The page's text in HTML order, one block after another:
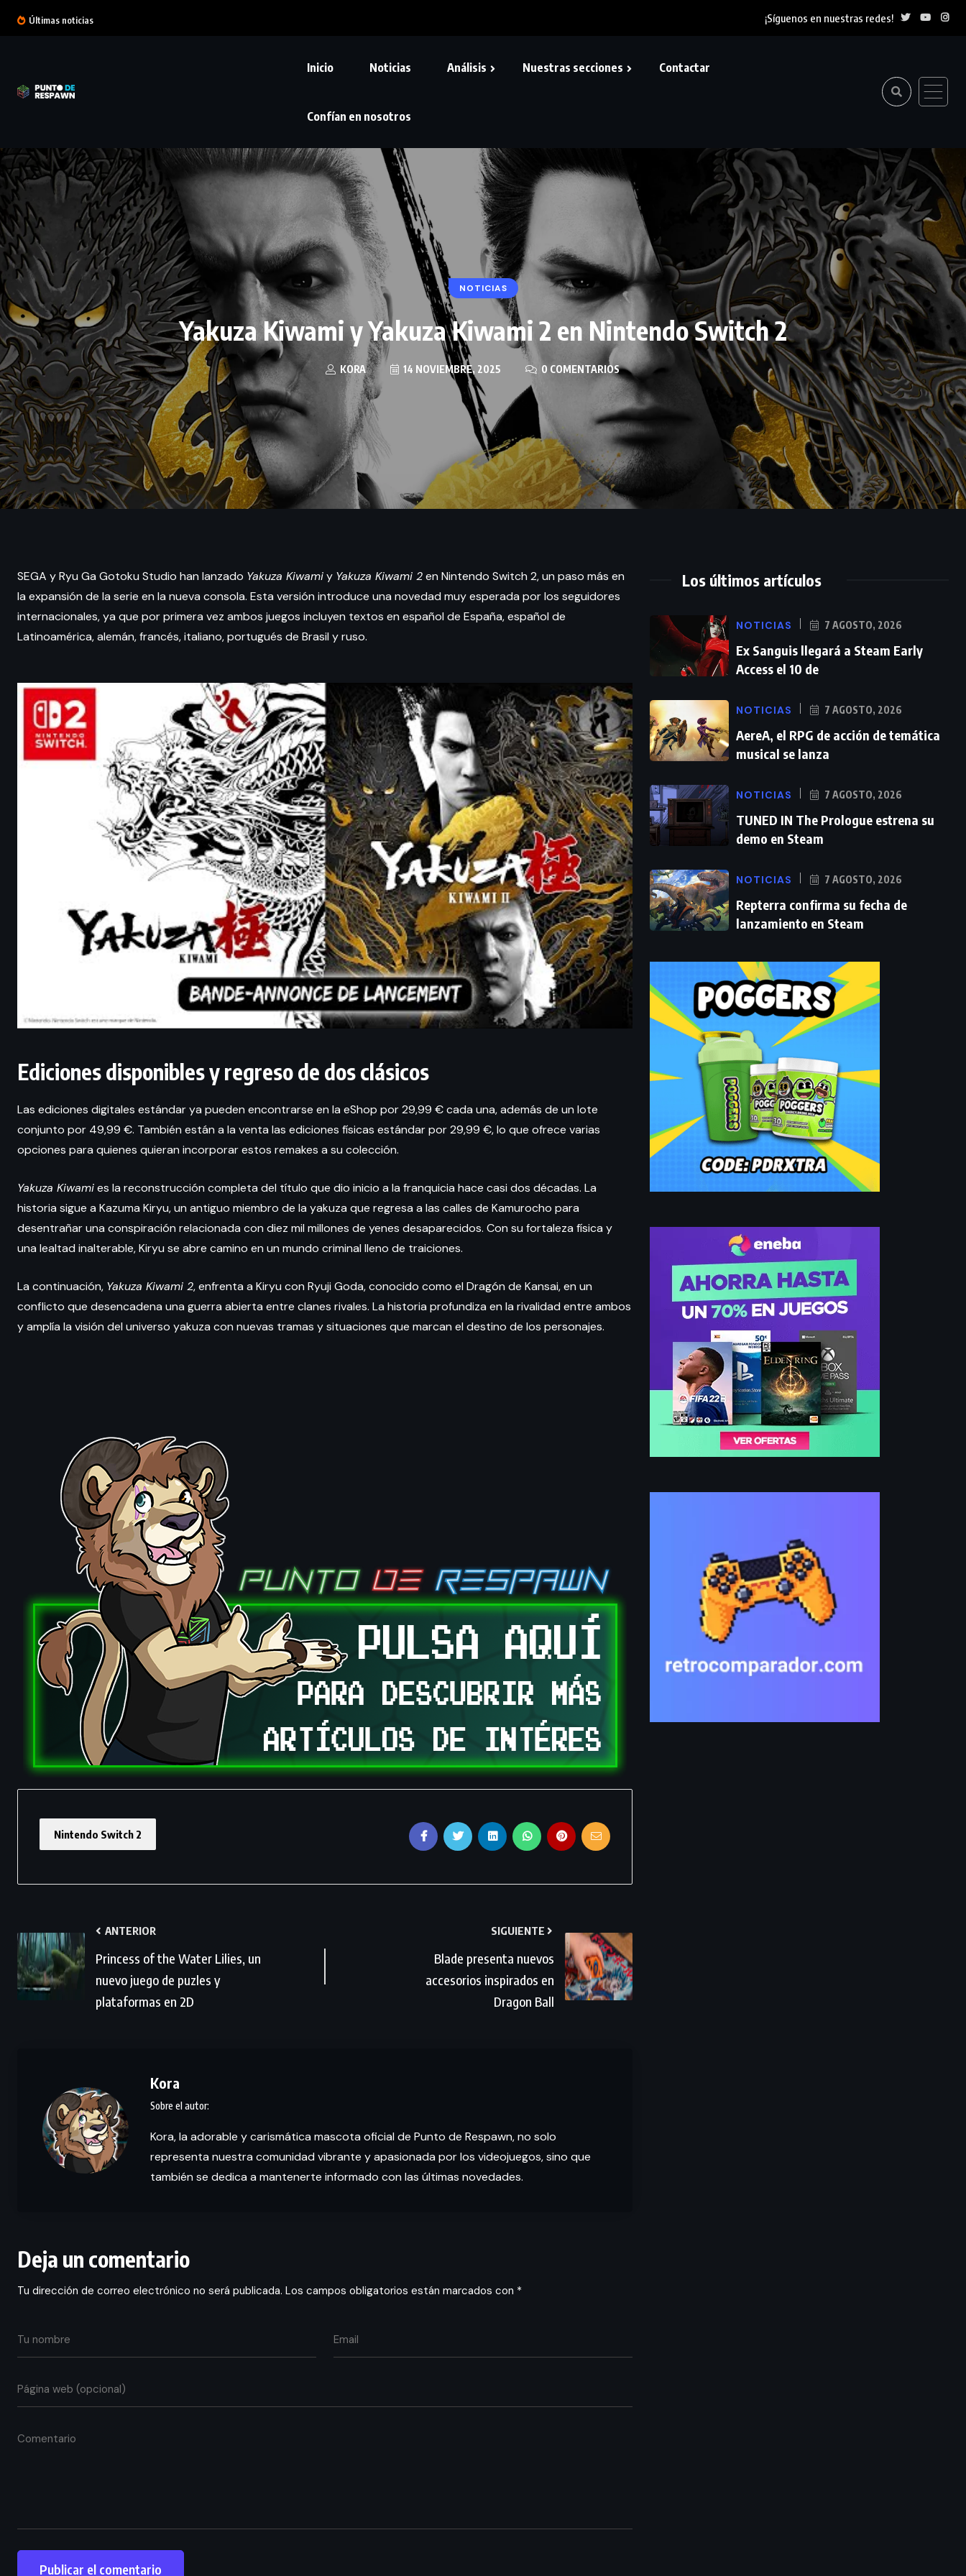
Últimas noticias ¡Síguenos en nuestras redes!
Inicio Noticias Análisis Nuestras secciones Contactar
Confían en nosotros
NOTICIAS
Yakuza Kiwami y Yakuza Kiwami 2 en Nintendo Switch 2
KORA 14 NOVIEMBRE, 2025 0 COMENTARIOS
SEGA y Ryu Ga Gotoku Studio han lanzado Yakuza Kiwamiy Yakuza Kiwami 2en Nintendo Switch 2, un paso más en
la expansión de la serie en la nueva consola. Esta versión introduce una novedad muy esperada por los seguidores
internacionales, ya que por primera vez ambos juegos incluyen textos en español de España, español de
Latinoamérica, alemán, francés, italiano, portugués de Brasil y ruso.
Ediciones disponibles y regreso de dos clásicos
Las ediciones digitales estándar ya pueden encontrarse en la eShop por 29,99 € cada una, además de un lote
conjunto por 49,99 €. También están a la venta las ediciones físicas estándar por 29,99 €, lo que ofrece varias
opciones para quienes quieran incorporar estos remakes a su colección.
Yakuza Kiwamies la reconstrucción completa del título que dio inicio a la franquicia hace casi dos décadas. La
historia sigue a Kazuma Kiryu, un antiguo miembro de la yakuza que regresa a las calles de Kamurocho para
desentrañar una conspiración relacionada con diez mil millones de yenes desaparecidos. Con su fortaleza física y
una lealtad inalterable, Kiryu se abre camino en un mundo criminal lleno de traiciones.
La continuación, Yakuza Kiwami 2, enfrenta a Kiryu con Ryuji Goda, conocido como el Dragón de Kansai, en un
conflicto que desencadena una guerra abierta entre clanes rivales. La historia profundiza en la rivalidad entre ambos
y amplía la visión del universo yakuza con nuevas tramas y situaciones que marcan el destino de los personajes.
Nintendo Switch 2
ANTERIOR
Princess of the Water Lilies, un
nuevo juego de puzles y
plataformas en 2D
SIGUIENTE
Blade presenta nuevos
accesorios inspirados en
Dragon Ball
Kora
Kora, la adorable y carismática mascota oficial de Punto de Respawn, no solo
representa nuestra comunidad vibrante y apasionada por los videojuegos, sino que
también se dedica a mantenerte informado con las últimas novedades.
Deja un comentario
Tu dirección de correo electrónico no será publicada. Los campos obligatorios están marcados con *
Los últimos artículos
NOTICIAS 7 AGOSTO, 2026
Ex Sanguis llegará a Steam Early
Access el 10 de
NOTICIAS 7 AGOSTO, 2026
AereA, el RPG de acción de temática
musical se lanza
NOTICIAS 7 AGOSTO, 2026
TUNED IN The Prologue estrena su
demo en Steam
NOTICIAS 7 AGOSTO, 2026
Repterra confirma su fecha de
lanzamiento en Steam